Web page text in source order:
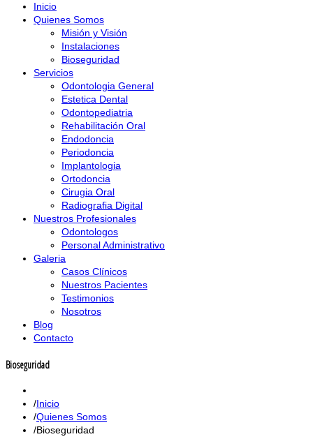
Inicio
Quienes Somos
Misión y Visión
Instalaciones
Bioseguridad
Servicios
Odontologia General
Estetica Dental
Odontopediatria
Rehabilitación Oral
Endodoncia
Periodoncia
Implantologia
Ortodoncia
Cirugia Oral
Radiografia Digital
Nuestros Profesionales
Odontologos
Personal Administrativo
Galeria
Casos Clínicos
Nuestros Pacientes
Testimonios
Nosotros
Blog
Contacto
Bioseguridad
Inicio
Quienes Somos
Bioseguridad